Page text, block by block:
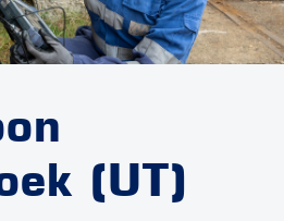
(UT)